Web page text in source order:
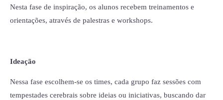
Nesta fase de inspiração, os alunos recebem treinamentos e
orientações, através de palestras e workshops.
Ideação
Nessa fase escolhem-se os times, cada grupo faz sessões com
tempestades cerebrais sobre ideias ou iniciativas, buscando dar